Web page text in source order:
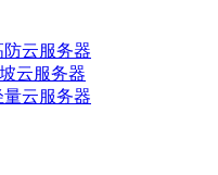
防云服务器
云服务器
量云服务器